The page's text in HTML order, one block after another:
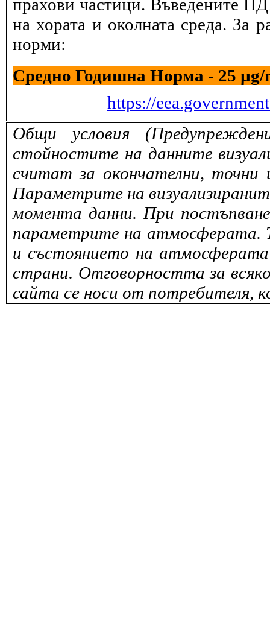
прахови частици. Въведените
на хората и околната среда. За
норми:
Средно Годишна Норма - 25 µg/
https://
Общи условия
стойностите на данните
считат за окончателни,
Параметрите на
момента данни. При
параметрите на атмосферата.
и състоянието на
страни. Отговорността за
сайта се носи от потребителя,